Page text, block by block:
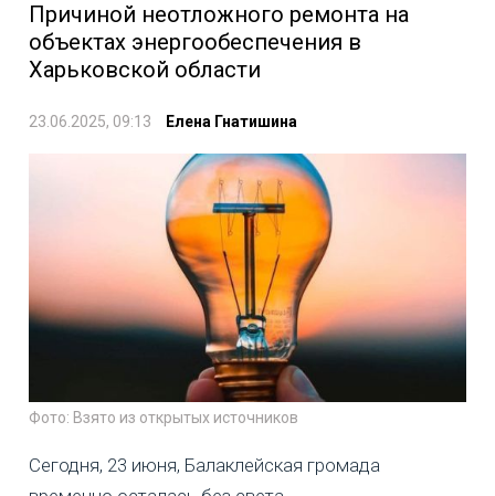
Причиной неотложного ремонта на
объектах энергообеспечения в
Харьковской области
23.06.2025, 09:13 Елена Гнатишина
Фото: Взято из открытых источников
Сегодня, 23 июня, Балаклейская громада